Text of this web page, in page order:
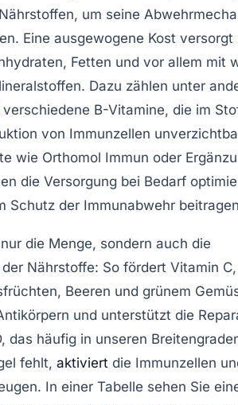
um seine
Eine ausgewogene Kost versorgt
Fetten und vor allem mit
Dazu zählen unter
verschiedene B-Vitamine, die im
von Immunzellen
wie Orthomol Immun oder
die Versorgung bei Bedarf
Schutz der Immunabwehr
die Menge, sondern auch die
Nährstoffe: So fördert Vitamin
Beeren und grünem
und unterstützt die
das häufig in unseren
fehlt, aktiviert die Immunzellen
In einer Tabelle sehen Sie